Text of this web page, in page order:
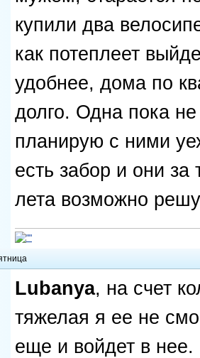
купили два
как потеплеет
удобнее, дома по
долго. Одна пока
планирую с ними
есть забор и они за
лета возможно
Lubanya, на счет
тяжелая я ее не
еще и войдет в нее.